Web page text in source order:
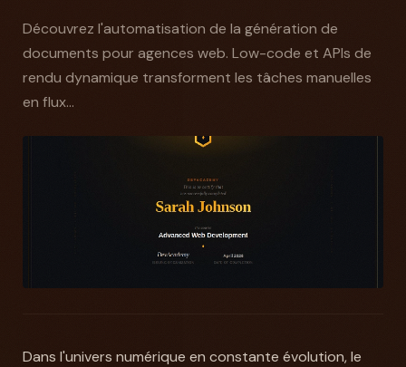
Découvrez l'automatisation de la génération de
documents pour agences web. Low-code et APIs de
rendu dynamique transforment les tâches manuelles
en flux...
Dans l'univers numérique en constante évolution, le